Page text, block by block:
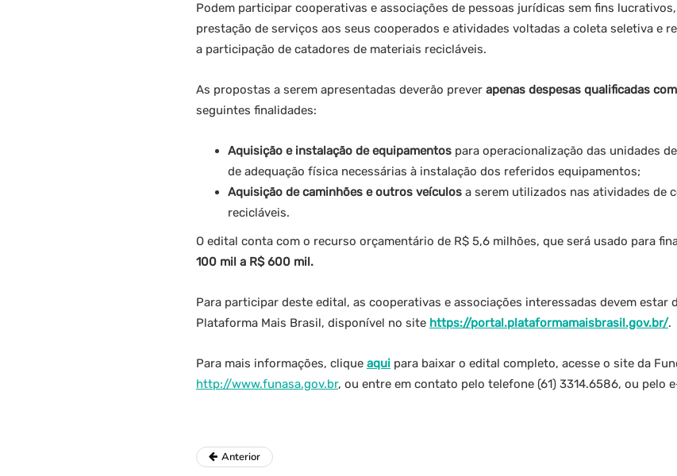
Podem participar cooperativas e associações de pessoas jurídicas sem fins
prestação de serviços aos seus cooperados e atividades voltadas a coleta seletiva e
a participação de catadores de materiais recicláveis.
As propostas a serem apresentadas deverão prever apenas despesas qualificadas
seguintes finalidades:
Aquisição e instalação de equipamentos para operacionalização das unidades
de adequação física necessárias à instalação dos referidos equipamentos;
Aquisição de caminhões e outros veículos a serem utilizados nas atividades de
recicláveis.
O edital conta com o recurso orçamentário de R$ 5,6 milhões, que será usado para
100 mil a R$ 600 mil.
Para participar deste edital, as cooperativas e associações interessadas devem estar
Plataforma Mais Brasil, disponível no site https://portal.plataformamaisbrasil.gov.br/.
Para mais informações, clique aqui para baixar o edital completo, acesse o site da
http://www.funasa.gov.br, ou entre em contato pelo telefone (61) 3314.6586, ou pelo
Anterior